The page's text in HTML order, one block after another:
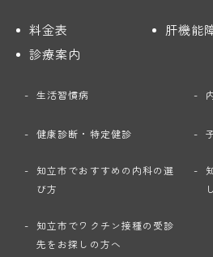
料金表
肝機能
診療案内
生活習慣病
健康診断・特定健診
知立市でおすすめの内科の選
び方
知立市でワクチン接種の受診
先をお探しの方へ